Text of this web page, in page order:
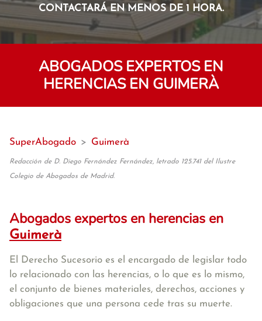
CONTACTARÁ EN MENOS DE 1 HORA.
ABOGADOS EXPERTOS EN
HERENCIAS EN GUIMERÀ
SuperAbogado > Guimerà
Redacción de D. Diego Fernández Fernández, letrado 125.741 del Ilustre
Colegio de Abogados de Madrid.
Abogados expertos en herencias en
Guimerà
El Derecho Sucesorio es el encargado de legislar todo
lo relacionado con las herencias, o lo que es lo mismo,
el conjunto de bienes materiales, derechos, acciones y
obligaciones que una persona cede tras su muerte.